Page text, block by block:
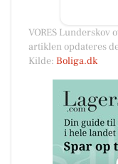
VORES
artiklen opdateres
Kilde: Boliga.dk